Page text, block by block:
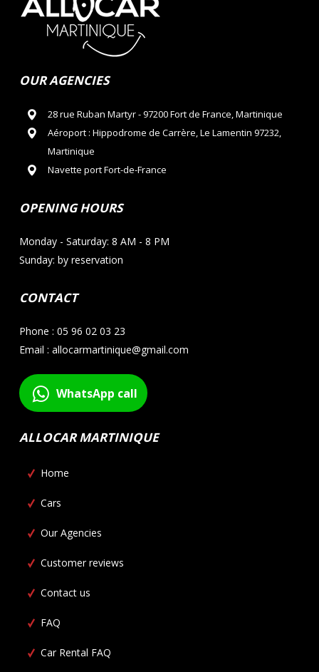
OUR AGENCIES
28 rue Ruban Martyr - 97200 Fort de France, Martinique
Aéroport : Hippodrome de Carrère, Le Lamentin 97232,
Martinique
Navette port Fort-de-France
OPENING HOURS
Monday - Saturday: 8 AM - 8 PM
Sunday: by reservation
CONTACT
Phone : 05 96 02 03 23
Email : allocarmartinique@gmail.com
WhatsApp call
ALLOCAR MARTINIQUE
Home
Cars
Our Agencies
Customer reviews
Contact us
FAQ
Car Rental FAQ